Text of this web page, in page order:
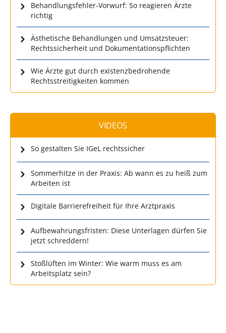
Behandlungsfehler-Vorwurf: So reagieren Ärzte
richtig
Ästhetische Behandlungen und Umsatzsteuer:
Rechtssicherheit und Dokumentationspflichten
Wie Ärzte gut durch existenzbedrohende
Rechtsstreitigkeiten kommen
VIDEOS
So gestalten Sie IGeL rechtssicher
Sommerhitze in der Praxis: Ab wann es zu heiß zum
Arbeiten ist
Digitale Barrierefreiheit für Ihre Arztpraxis
Aufbewahrungsfristen: Diese Unterlagen dürfen Sie
jetzt schreddern!
Stoßlüften im Winter: Wie warm muss es am
Arbeitsplatz sein?